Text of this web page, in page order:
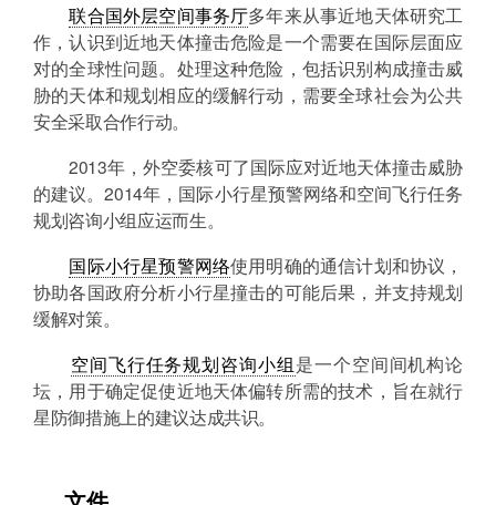
联合国外层空间事务厅多年来从事近地天体研究工
作，认识到近地天体撞击危险是一个需要在国际层面应
对的全球性问题。处理这种危险，包括识别构成撞击威
胁的天体和规划相应的缓解行动，需要全球社会为公共
安全采取合作行动。
2013年，外空委核可了国际应对近地天体撞击威胁
的建议。2014年，国际小行星预警网络和空间飞行任务
规划咨询小组应运而生。
国际小行星预警网络使用明确的通信计划和协议，
协助各国政府分析小行星撞击的可能后果，并支持规划
缓解对策。
空间飞行任务规划咨询小组是一个空间间机构论
坛，用于确定促使近地天体偏转所需的技术，旨在就行
星防御措施上的建议达成共识。